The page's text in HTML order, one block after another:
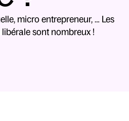
micro entrepreneur, … Les
sont nombreux !